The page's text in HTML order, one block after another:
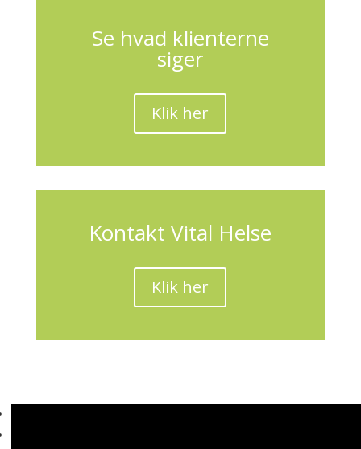
Se hvad klienterne
siger
Klik her
Kontakt Vital Helse
Klik her